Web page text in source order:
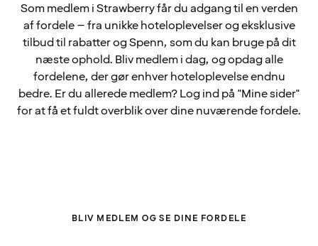
Som medlem i Strawberry får du adgang til en verden
af fordele – fra unikke hoteloplevelser og eksklusive
tilbud til rabatter og Spenn, som du kan bruge på dit
næste ophold. Bliv medlem i dag, og opdag alle
fordelene, der gør enhver hoteloplevelse endnu
bedre. Er du allerede medlem? Log ind på "Mine sider"
for at få et fuldt overblik over dine nuværende fordele.
BLIV MEDLEM OG SE DINE FORDELE